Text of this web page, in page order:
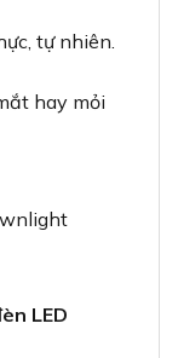
tự nhiên.
hay mỏi
LED